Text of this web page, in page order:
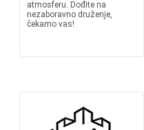
atmosferu. Dođite na
nezaboravno druženje,
čekamo vas!